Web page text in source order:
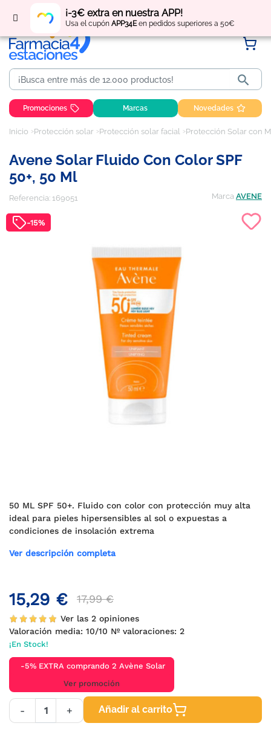
¡-3€ extra en nuestra APP!
Usa el cupón APP34Een pedidos superiores a 50€
Regístratey obtén puntos por tus compras

Promociones Marcas Novedades
Inicio Protección solar Protección solar facial Protección Solar con
Avene Solar Fluido Con Color SPF
50+, 50 Ml
Referencia: 169051 Marca AVENE
-15%
50 ML SPF 50+. Fluido con color con protección muy alta
ideal para pieles hipersensibles al sol o expuestas a
condiciones de insolación extrema
Ver descripción completa
15,29 € 17,99 €
Ver las 2 opiniones
Valoración media: 10/10 Nº valoraciones: 2
¡En Stock!
-5% EXTRA comprando 2 Avène Solar
Ver promoción
- + Añadir al carrito